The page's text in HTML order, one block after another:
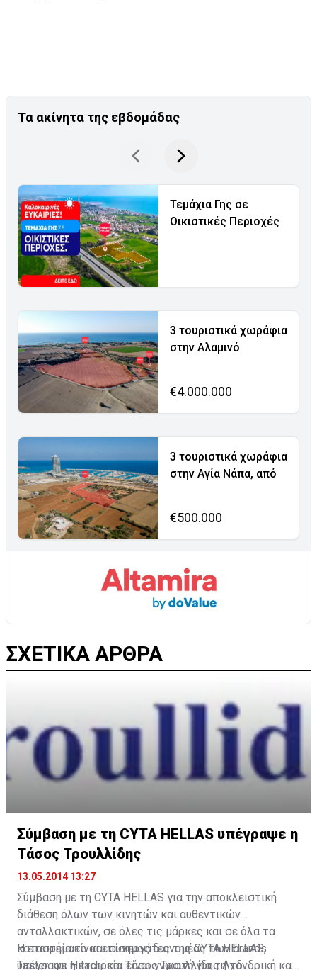
Τα ακίνητα της εβδομάδας
Τεμάχια Γης σε
Οικιστικές Περιοχές
3 τουριστικά χωράφια
στην Αλαμινό
€4.000.000
3 τουριστικά χωράφια
στην Αγία Νάπα, από
€500.000
ΣΧΕΤΙΚΑ ΑΡΘΡΑ
Σύμβαση με τη CYTA HELLAS υπέγραψε η
Τάσος Τρουλλίδης
13.05.2014 13:27
Σύμβαση με τη CYTA HELLAS για την αποκλειστική
διάθεση όλων των κινητών και αυθεντικών
ανταλλακτικών, σε όλες τις μάρκες και σε όλα τα
καταστήματα και συνεργάτες της CYTA HELLAS,
υπέγραψε η εταιρεία Τάσος Τρουλλίδης Λτδ.
Η εταιρεία είναι επίσημος διανομέας των brands
Taster και Hitachi και είναι γνωστή για τη χονδρική και